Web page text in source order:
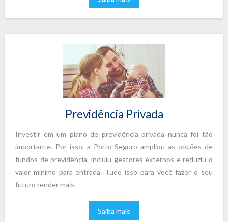
Previdência Privada
Investir em um plano de previdência privada nunca foi tão
importante. Por isso, a Porto Seguro ampliou as opções de
fundos de previdência, incluiu gestores externos e reduziu o
valor mínimo para entrada. Tudo isso para você fazer o seu
futuro render mais.
Saiba mais